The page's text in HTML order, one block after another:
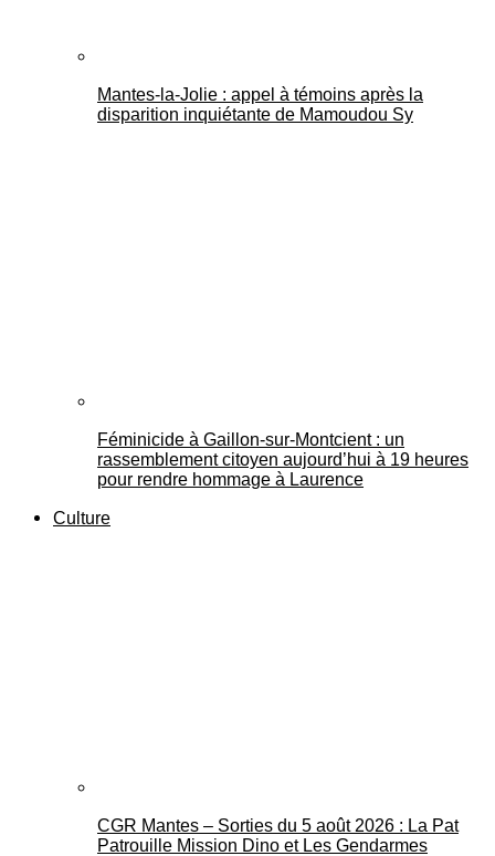
Mantes-la-Jolie : appel à témoins après la
disparition inquiétante de Mamoudou Sy
Féminicide à Gaillon‑sur‑Montcient : un
rassemblement citoyen aujourd’hui à 19 heures
pour rendre hommage à Laurence
Culture
CGR Mantes – Sorties du 5 août 2026 : La Pat
Patrouille Mission Dino et Les Gendarmes